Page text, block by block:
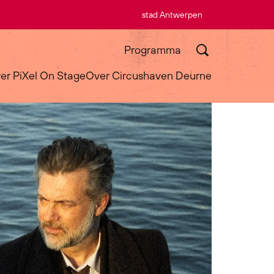
stad Antwerpen
PiXel On StageOver Circushaven Deurne
Programma